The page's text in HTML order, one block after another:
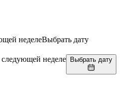
неделеВыбрать дату
неделе Выбрать дату